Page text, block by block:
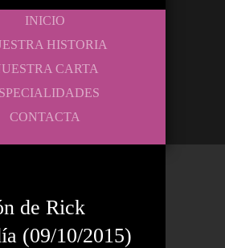
INICIO
HISTORIA
CARTA
CONTACTA
de Rick
(09/10/2015)